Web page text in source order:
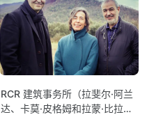
RCR 建筑事务所（拉斐尔·阿兰
达、卡莫·皮格姆和拉蒙·比拉尔